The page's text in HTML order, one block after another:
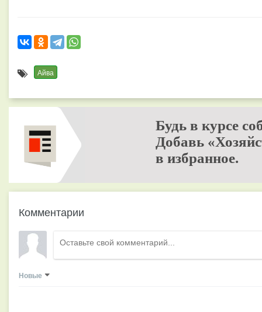
Айва
Будь в курсе
Добавь
в избранное.
Комментарии
Новые